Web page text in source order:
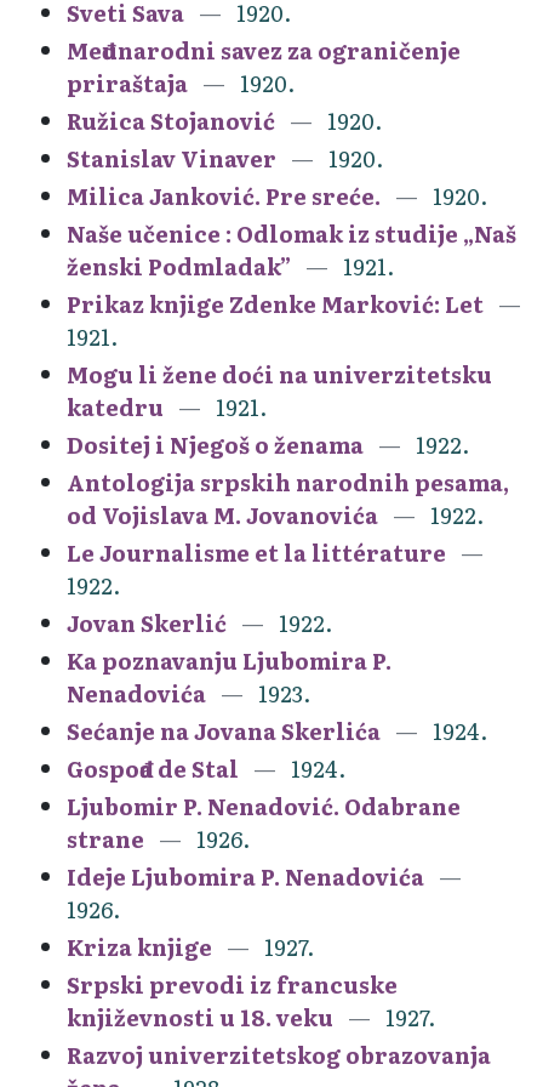
Sveti Sava
1920.
Međunarodni savez za ograničenje
priraštaja
1920.
Ružica Stojanović
1920.
Stanislav Vinaver
1920.
Milica Janković. Pre sreće.
1920.
Naše učenice : Odlomak iz studije „Naš
ženski Podmladak”
1921.
Prikaz knjige Zdenke Marković: Let
1921.
Mogu li žene doći na univerzitetsku
katedru
1921.
Dositej i Njegoš o ženama
1922.
Antologija srpskih narodnih pesama,
od Vojislava M. Jovanovića
1922.
Le Journalisme et la littérature
1922.
Jovan Skerlić
1922.
Ka poznavanju Ljubomira P.
Nenadovića
1923.
Sećanje na Jovana Skerlića
1924.
Gospođa de Stal
1924.
Ljubomir P. Nenadović. Odabrane
strane
1926.
Ideje Ljubomira P. Nenadovića
1926.
Kriza knjige
1927.
Srpski prevodi iz francuske
književnosti u 18. veku
1927.
Razvoj univerzitetskog obrazovanja